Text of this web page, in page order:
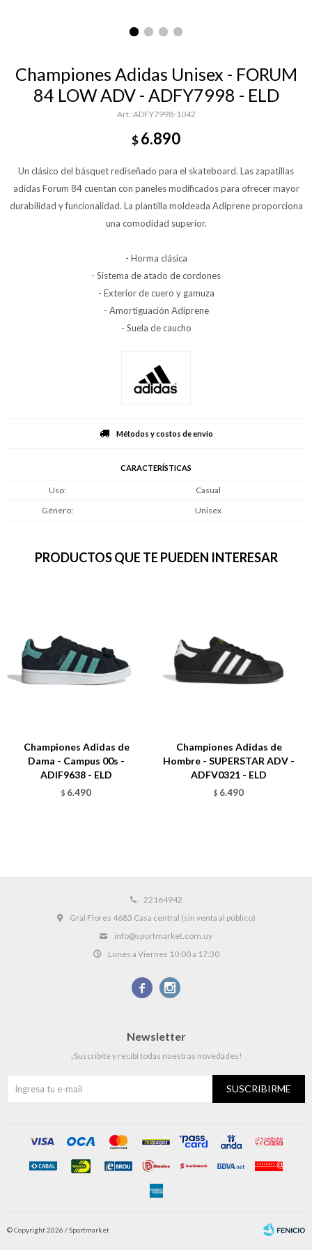
Championes Adidas Unisex - FORUM
84 LOW ADV - ADFY7998 - ELD
ADFY7998-1042
$6.890
Un clásico del básquet rediseñado para el skateboard. Las zapatillas
adidas Forum 84 cuentan con paneles modificados para ofrecer mayor
durabilidad y funcionalidad. La plantilla moldeada Adiprene proporciona
una comodidad superior.
- Horma clásica
- Sistema de atado de cordones
- Exterior de cuero y gamuza
- Amortiguación Adiprene
- Suela de caucho
Métodos y costos de envío
CARACTERÍSTICAS
Uso
Casual
Género
Unisex
PRODUCTOS QUE TE PUEDEN INTERESAR
Championes Adidas de
Dama - Campus 00s -
ADIF9638 - ELD
$ 6.490
Championes Adidas de
Hombre - SUPERSTAR ADV -
ADFV0321 - ELD
$ 6.490
22164942
Gral Flores 4683 Casa central (sin venta al público)
info@sportmarket.com.uy
Lunes a Viernes 10:00 a 17:30
 
Newsletter
¡Suscribite y recibí todas nuestras novedades!
SUSCRIBIRME
© Copyright 2026 / Sportmarket